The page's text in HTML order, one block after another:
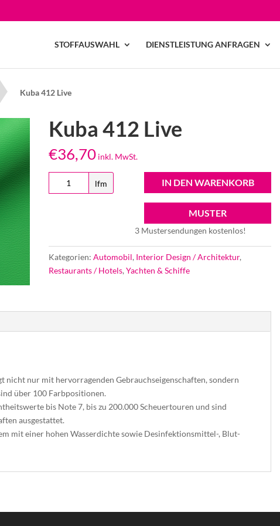
STOFFAUSWAHL DIENSTLEISTUNG ANFRAGEN
Kuba 412 Live
Kuba 412 Live
€36,70 inkl. MwSt.
412
lfm IN DEN WARENKORB
MUSTER
3 Mustersendungen kostenlos!
Kategorien:Automobil, Interior Design / Architektur,
Restaurants / Hotels,Yachten & Schiffe
nicht nur mit hervorragenden Gebrauchseigenschaften, sondern
über 100 Farbpositionen.
bis Note 7, bis zu 200.000 Scheuertouren und sind
ausgestattet.
mit einer hohen Wasserdichte sowie Desinfektionsmittel-, Blut-